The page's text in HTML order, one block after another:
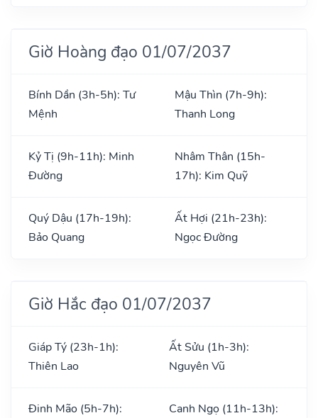
Giờ Hoàng đạo 01/07/2037
Bính Dần (3h-5h): Tư
Mệnh
Mậu Thìn (7h-9h):
Thanh Long
Kỷ Tị (9h-11h): Minh
Đường
Nhâm Thân (15h-
17h): Kim Quỹ
Quý Dậu (17h-19h):
Bảo Quang
Ất Hợi (21h-23h):
Ngọc Đường
Giờ Hắc đạo 01/07/2037
Giáp Tý (23h-1h):
Thiên Lao
Ất Sửu (1h-3h):
Nguyên Vũ
Đinh Mão (5h-7h):
Canh Ngọ (11h-13h):